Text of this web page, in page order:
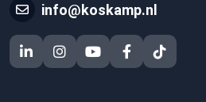
info@koskamp.nl